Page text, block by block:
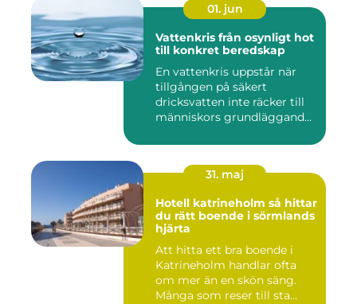
01. jun
Vattenkris från osynligt hot
till konkret beredskap
En vattenkris uppstår när
tillgången på säkert
dricksvatten inte räcker till
människors grundläggand...
31. maj
Hotell katrineholm så hittar
du rätt boende i sörmlands
hjärta
Att hitta ett bra boende i
Katrineholm handlar ofta
om mer än en skön säng.
Många som reser till sta...